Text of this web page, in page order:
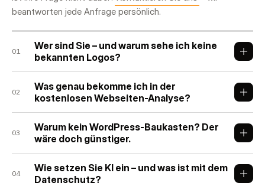
beantworten jede Anfrage persönlich.
01
Wer sind Sie – und warum sehe ich keine
bekannten Logos?
02
Was genau bekomme ich in der
kostenlosen Webseiten-Analyse?
03
Warum kein WordPress-Baukasten? Der
wäre doch günstiger.
04
Wie setzen Sie KI ein – und was ist mit dem
Datenschutz?